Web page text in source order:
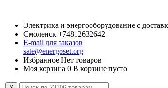
Электрика и энергооборудование с
Смоленск +74812632642
E-mail для заказов
sale@energoset.org
Избранное Нет товаров
Моя корзина 0 В корзине пусто